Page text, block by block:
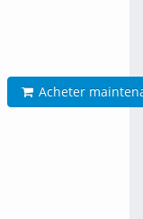
Acheter